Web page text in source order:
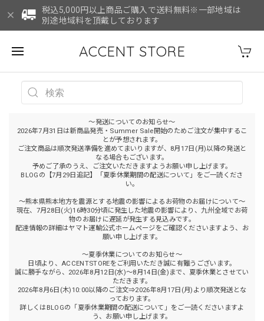
税込5,000円以上商品ご購入で送料無料※一部地域は
別途地域料を頂戴しております
ACCENT STORE
～発送についてのお知らせ～
2026年7月31日は新商品発売・Summer Sale開始のためご注文が集中するこ
とが予想されます。
ご注文商品は順次発送準備を進めてまいりますが、8月17日(月)以降の発送と
なる場合もございます。
予めご了承のうえ、ご注文いただきますようお願い申し上げます。
BLOGの【7月29日追記】「夏季休業期間の配送について」をご一読くださ
い。
～熊本県熊本地方を震源とする地震の影響によるお荷物のお届けについて～
現在、7月28日(火)16時30分頃に発生した地震の影響により、九州全域でお荷
物のお届けに遅延が発生する見込みです。
配達情報の詳細はヤマト運輸公式ホームページをご確認くださいますよう、お
願い申し上げます。
～夏季休業についてのお知らせ～
日頃より、ACCENTSTOREをご利用いただき誠に有難うございます。
誠に勝手ながら、2026年8月12日(水)～8月14日(金)まで、夏季休業とさせてい
ただきます。
2026年8月6日(木)10:00以降のご注文⇒2026年8月17日(月)より順次発送とな
っております。
詳しくはBLOGの「夏季休業期間の配送について」をご一読くださいますよ
う、お願い申し上げます。